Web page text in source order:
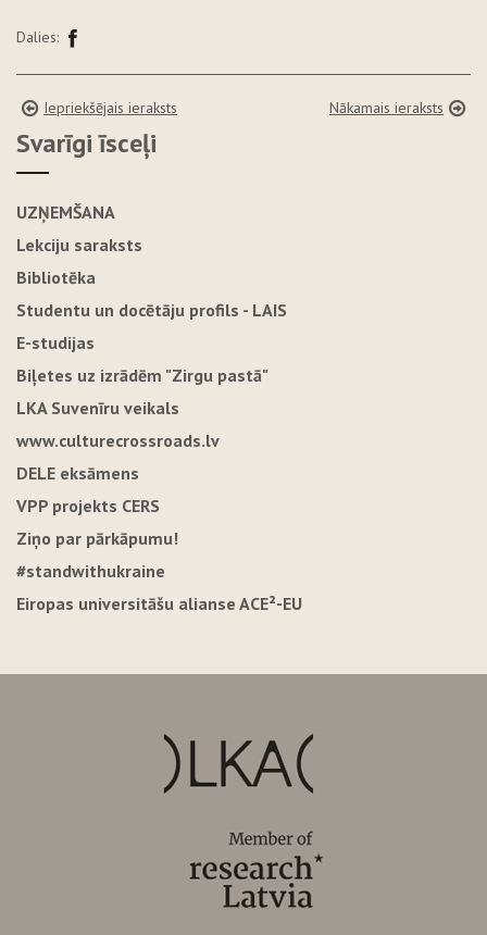
Dalies:
Iepriekšējais ieraksts Nākamais ieraksts
Svarīgi īsceļi
UZŅEMŠANA
Lekciju saraksts
Bibliotēka
Studentu un docētāju profils - LAIS
E-studijas
Biļetes uz izrādēm "Zirgu pastā"
LKA Suvenīru veikals
www.culturecrossroads.lv
DELE eksāmens
VPP projekts CERS
Ziņo par pārkāpumu!
#standwithukraine
Eiropas universitāšu alianse ACE²-EU